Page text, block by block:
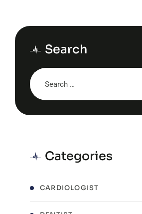
Search
Categories
CARDIOLOGIST